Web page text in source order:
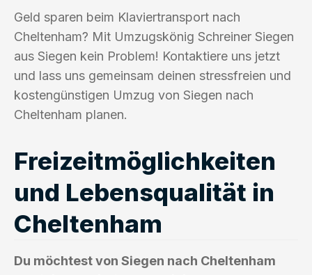
Geld sparen beim Klaviertransport nach
Cheltenham? Mit Umzugskönig Schreiner Siegen
aus Siegen kein Problem! Kontaktiere uns jetzt
und lass uns gemeinsam deinen stressfreien und
kostengünstigen Umzug von Siegen nach
Cheltenham planen.
Freizeitmöglichkeiten
und Lebensqualität in
Cheltenham
Du möchtest von Siegen nach Cheltenham